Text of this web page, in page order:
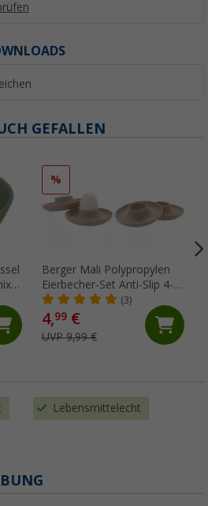
GEFALLEN
%
Berger Mali Polypropylen
Eierbecher-Set Anti-Slip 4-
tlg. passend zum Mali
Geschirr-Set
(3)
4,99€
UVP 9,99 €
Lebensmittelecht